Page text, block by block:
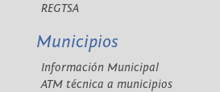
REGTSA
Municipios
Información Municipal
ATM técnica a municipios